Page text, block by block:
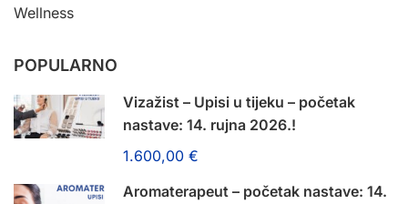
Wellness
POPULARNO
Vizažist – Upisi u tijeku – početak
nastave: 14. rujna 2026.!
1.600,00 €
Aromaterapeut – početak nastave: 14.